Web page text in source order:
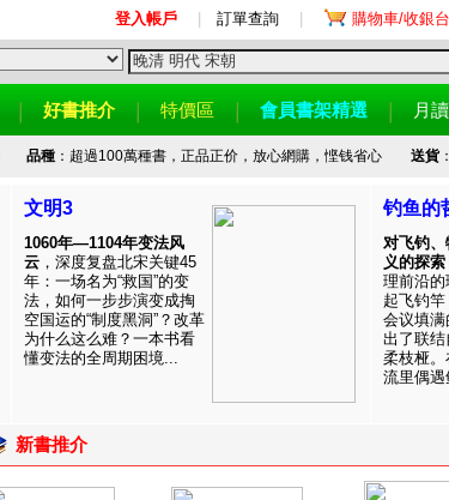
登入帳戶 訂單查詢 購物車/收銀台
好書推介 特價區 會員書架精選 月讀
品種：超過100萬種書，正品正价，放心網購，悭钱省心 送貨
文明3
1060年—1104年变法风
云 ，深度复盘北宋关键45
年：一场名为“救国”的变
法，如何一步步演变成掏
空国运的“制度黑洞”？改革
为什么这么难？一本书看
懂变法的全周期困境...
钓鱼的
对飞钓
义的探索
理前沿的
起飞钓
会议填满
出了联结
柔枝桠
流里偶
新書推介